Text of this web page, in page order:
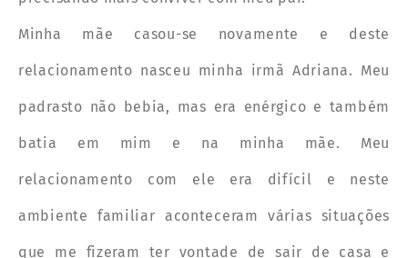
Minha mãe casou-se novamente e deste
relacionamento nasceu minha irmã Adriana. Meu
padrasto não bebia, mas era enérgico e também
batia em mim e na minha mãe. Meu
relacionamento com ele era difícil e neste
ambiente familiar aconteceram várias situações
que me fizeram ter vontade de sair de casa e